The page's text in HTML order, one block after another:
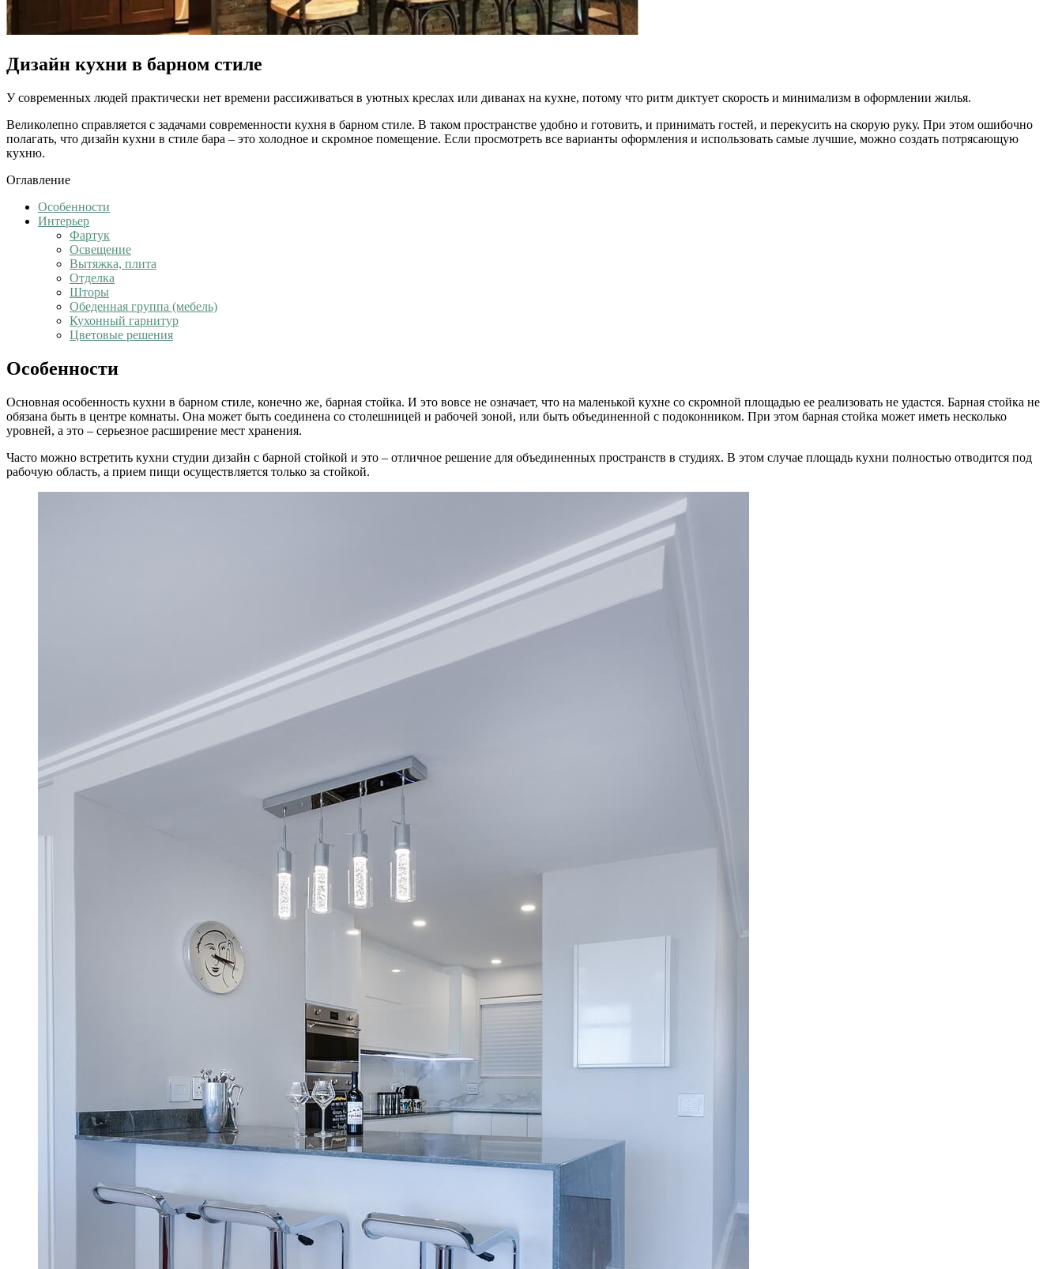
Дизайн кухни в барном стиле
У современных людей практически нет времени рассиживаться в уютных креслах или диванах на кухне, потому что ритм диктует скорость и минимализм в оформлении жилья.
Великолепно справляется с задачами современности кухня в барном стиле. В таком пространстве удобно и готовить, и принимать гостей, и перекусить на скорую руку. При этом ошибочно
полагать, что дизайн кухни в стиле бара – это холодное и скромное помещение. Если просмотреть все варианты оформления и использовать самые лучшие, можно создать потрясающую
кухню.
Оглавление
Особенности
Интерьер
Фартук
Освещение
Вытяжка, плита
Отделка
Шторы
Обеденная группа (мебель)
Кухонный гарнитур
Цветовые решения
Особенности
Основная особенность кухни в барном стиле, конечно же, барная стойка. И это вовсе не означает, что на маленькой кухне со скромной площадью ее реализовать не удастся. Барная стойка не
обязана быть в центре комнаты. Она может быть соединена со столешницей и рабочей зоной, или быть объединенной с подоконником. При этом барная стойка может иметь несколько
уровней, а это – серьезное расширение мест хранения.
Часто можно встретить кухни студии дизайн с барной стойкой и это – отличное решение для объединенных пространств в студиях. В этом случае площадь кухни полностью отводится под
рабочую область, а прием пищи осуществляется только за стойкой.